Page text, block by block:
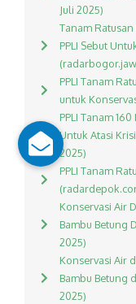
Juli 2025)
Tanam
PPLI Sebut
PPLI Tanam
untuk
PPLI Tanam
Untuk Atasi
2025)
PPLI Tanam
Konservasi Air
Bambu Betung
2025)
Konservasi Air
Bambu Betung
2025)